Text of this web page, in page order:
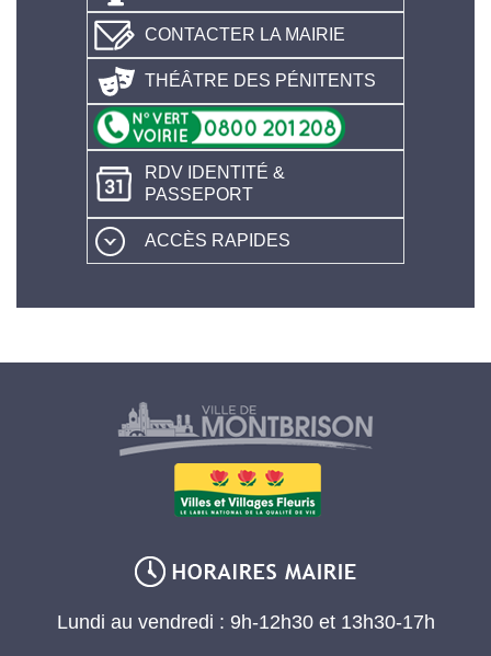
CONTACTER LA MAIRIE
THÉÂTRE DES PÉNITENTS
RDV IDENTITÉ &
PASSEPORT
ACCÈS RAPIDES
Lundi au vendredi : 9h-12h30 et 13h30-17h